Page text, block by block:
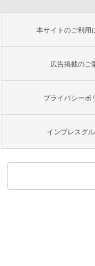
本サイトのご利用
広告掲載のご
プライバシーポ
インプレスグ